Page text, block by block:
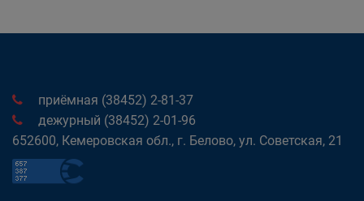
приёмная (38452) 2-81-37
дежурный (38452) 2-01-96
652600, Кемеровская обл., г. Белово, ул. Советская, 21